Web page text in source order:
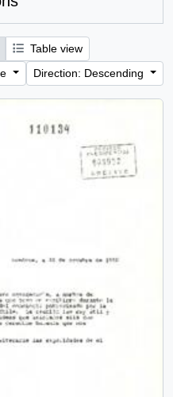
Table view
Direction: Descending